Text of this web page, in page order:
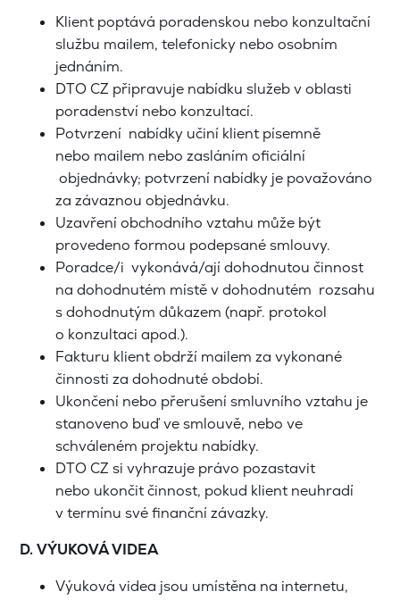
Klient poptává poradenskou nebo konzultační
službu mailem, telefonicky nebo osobním
jednáním.
DTO CZ připravuje nabídku služeb v oblasti
poradenství nebo konzultací.
Potvrzení nabídky učiní klient písemně
nebo mailem nebo zasláním oficiální
objednávky; potvrzení nabídky je považováno
za závaznou objednávku.
Uzavření obchodního vztahu může být
provedeno formou podepsané smlouvy.
Poradce/i vykonává/ají dohodnutou činnost
na dohodnutém místě v dohodnutém rozsahu
s dohodnutým důkazem (např. protokol
o konzultaci apod.).
Fakturu klient obdrží mailem za vykonané
činnosti za dohodnuté období.
Ukončení nebo přerušení smluvního vztahu je
stanoveno buď ve smlouvě, nebo ve
schváleném projektu nabídky.
DTO CZ si vyhrazuje právo pozastavit
nebo ukončit činnost, pokud klient neuhradí
v termínu své finanční závazky.
D. VÝUKOVÁ VIDEA
Výuková videa jsou umístěna na internetu,